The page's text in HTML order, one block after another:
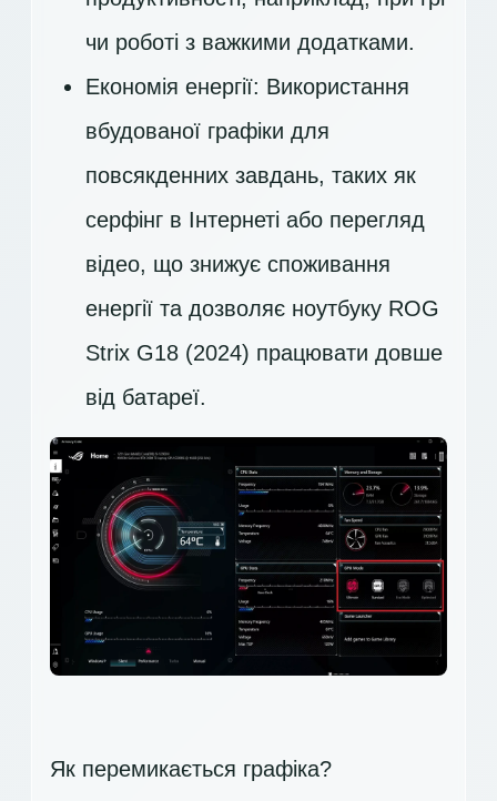
чи роботі з важкими додатками.
Економія енергії: Використання
вбудованої графіки для
повсякденних завдань, таких як
серфінг в Інтернеті або перегляд
відео, що знижує споживання
енергії та дозволяє ноутбуку ROG
Strix G18 (2024) працювати довше
від батареї.
Як перемикається графіка?